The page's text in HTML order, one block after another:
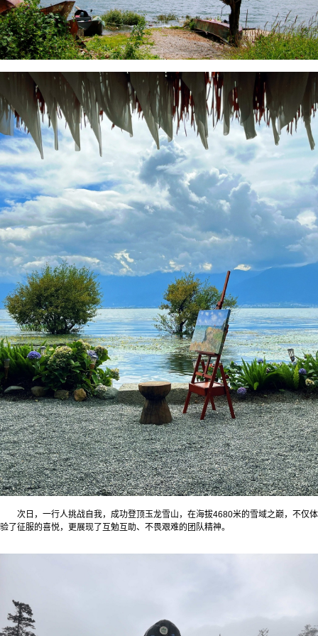
次日，一行人挑战自我，成功登顶玉龙雪山，在海拔4680米的雪域之巅，不仅体
验了征服的喜悦，更展现了互勉互助、不畏艰难的团队精神。